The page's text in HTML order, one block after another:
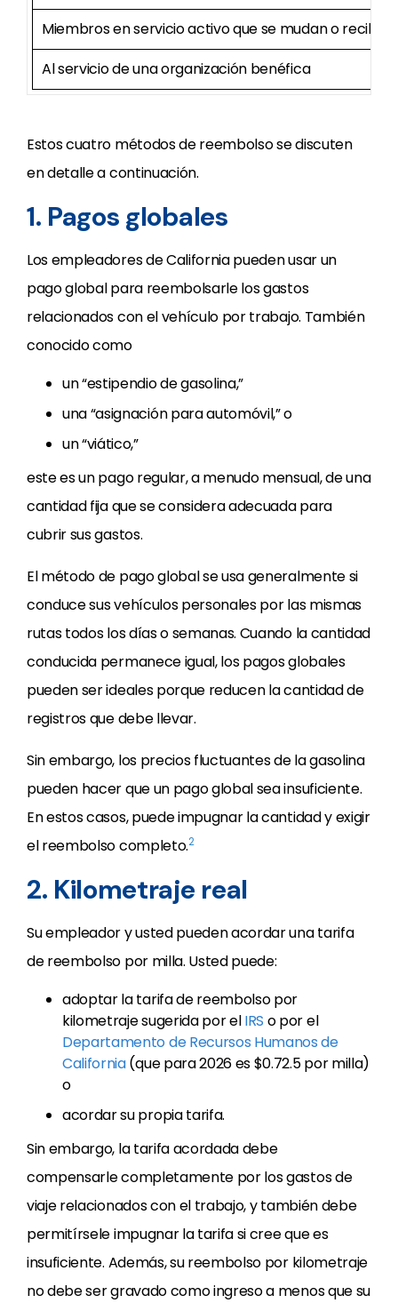
Miembros en servicio activo que se mudan o
Al servicio de una organización benéfica
Estos cuatro métodos de reembolso se discuten
en detalle a continuación.
1. Pagos globales
Los empleadores de California pueden usar un
pago global para reembolsarle los gastos
relacionados con el vehículo por trabajo. También
conocido como
un “estipendio de gasolina,”
una “asignación para automóvil,” o
un “viático,”
este es un pago regular, a menudo mensual, de una
cantidad fija que se considera adecuada para
cubrir sus gastos.
El método de pago global se usa generalmente si
conduce sus vehículos personales por las mismas
rutas todos los días o semanas. Cuando la cantidad
conducida permanece igual, los pagos globales
pueden ser ideales porque reducen la cantidad de
registros que debe llevar.
Sin embargo, los precios fluctuantes de la gasolina
pueden hacer que un pago global sea insuficiente.
En estos casos, puede impugnar la cantidad y exigir
el reembolso completo.2
2. Kilometraje real
Su empleador y usted pueden acordar una tarifa
de reembolso por milla. Usted puede:
adoptar la tarifa de reembolso por
kilometraje sugerida por elIRS o por el
Departamento de Recursos Humanos de
California(que para 2026 es $0.72.5 por milla)
o
acordar su propia tarifa.
Sin embargo, la tarifa acordada debe
compensarle completamente por los gastos de
viaje relacionados con el trabajo, y también debe
permitírsele impugnar la tarifa si cree que es
insuficiente. Además, su reembolso por kilometraje
no debe ser gravado como ingreso a menos que su